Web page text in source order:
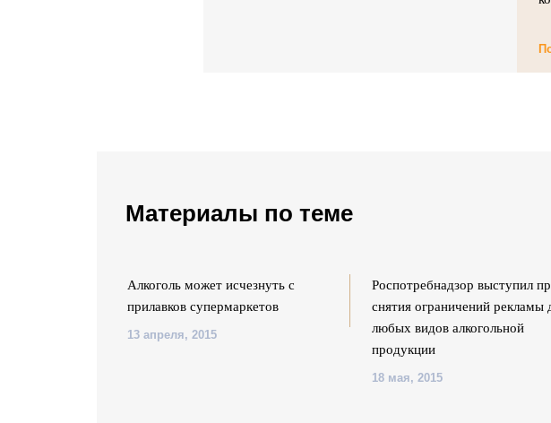
Материалы по теме
Алкоголь может исчезнуть с
прилавков супермаркетов
13 апреля, 2015
Роспотребнадзор выступил
снятия ограничений рекламы
любых видов алкогольной
продукции
18 мая, 2015